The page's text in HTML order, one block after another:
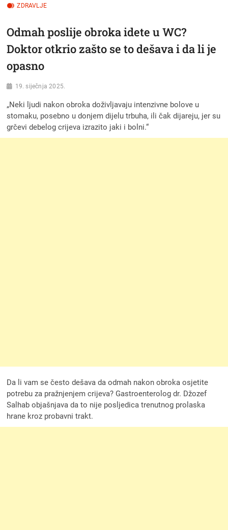
ZDRAVLJE
Odmah poslije obroka idete u WC?
Doktor otkrio zašto se to dešava i da li je
opasno
19. siječnja 2025.
„Neki ljudi nakon obroka doživljavaju intenzivne bolove u
stomaku, posebno u donjem dijelu trbuha, ili čak dijareju, jer su
grčevi debelog crijeva izrazito jaki i bolni.“
Da li vam se često dešava da odmah nakon obroka osjetite
potrebu za pražnjenjem crijeva? Gastroenterolog dr. Džozef
Salhab objašnjava da to nije posljedica trenutnog prolaska
hrane kroz probavni trakt.